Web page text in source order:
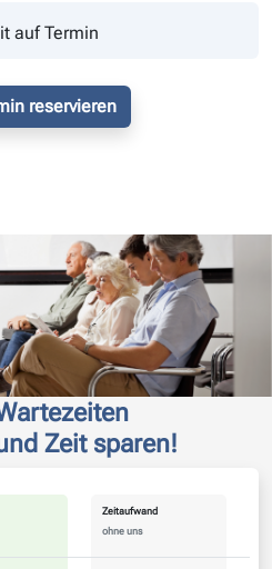
auf Termin
reservieren
Zeit sparen!
Zeitaufwand
ohne uns